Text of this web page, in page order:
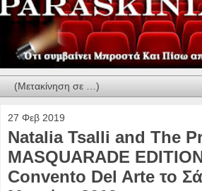
27 Φεβ 2019
Natalia Tsalli and The
MASQUARADE
Convento Del Arte το